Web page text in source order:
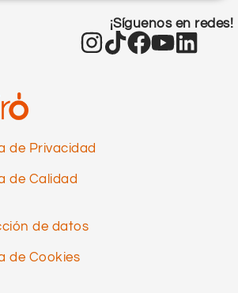
¡Síguenos en redes!
de Privacidad
de Calidad
de datos
de Cookies